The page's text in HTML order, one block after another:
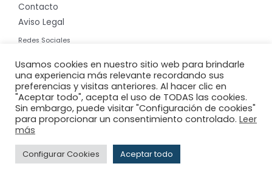
Contacto
Aviso Legal
Redes Sociales
Copyright © 2026 Riera International, S.A.
Powered byAdderit S.L.
Usamos cookies en nuestro sitio web para brindarle
una experiencia más relevante recordando sus
preferencias y visitas anteriores. Al hacer clic en
"Aceptar todo", acepta el uso de TODAS las cookies.
Sin embargo, puede visitar "Configuración de cookies"
para proporcionar un consentimiento controlado. Leer
más
Configurar Cookies Aceptar todo